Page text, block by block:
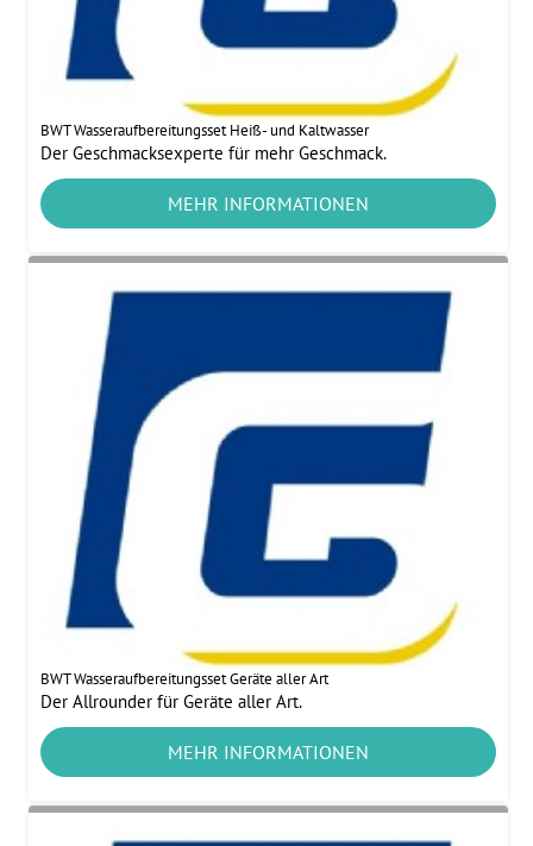
BWT Wasseraufbereitungsset Heiß- und Kaltwasser
Der Geschmacksexperte für mehr Geschmack.
MEHR INFORMATIONEN
BWT Wasseraufbereitungsset Geräte aller Art
Der Allrounder für Geräte aller Art.
MEHR INFORMATIONEN